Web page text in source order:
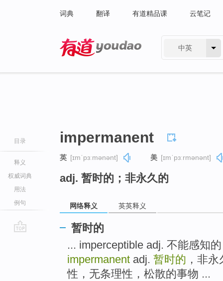
词典 翻译 有道精品课 云笔记
中英
目录
释义
权威词典
用法
例句
impermanent
英 [ɪmˈpɜːmənənt] 美 [ɪmˈpɜːrmənənt]
adj. 暂时的；非永久的
网络释义 英英释义
暂时的
... imperceptible adj. 不能感知
impermanent adj. 暂时的 ，非
性，无条理性，松散的事物 ...